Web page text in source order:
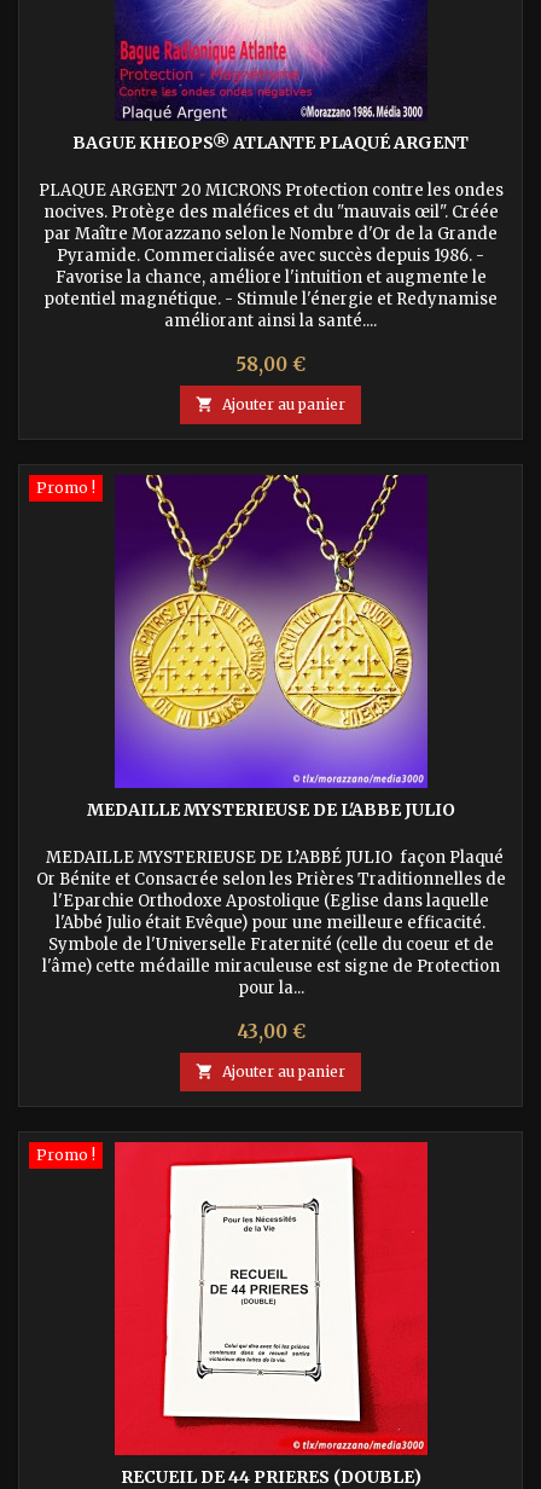
BAGUE KHEOPS® ATLANTE PLAQUÉ ARGENT
PLAQUE ARGENT 20 MICRONS Protection contre les ondes
nocives. Protège des maléfices et du "mauvais œil". Créée
par Maître Morazzano selon le Nombre d'Or de la Grande
Pyramide. Commercialisée avec succès depuis 1986. -
Favorise la chance, améliore l'intuition et augmente le
potentiel magnétique. - Stimule l'énergie et Redynamise
améliorant ainsi la santé....
Prix
58,00 €
 Ajouter au panier
Promo !
MEDAILLE MYSTERIEUSE DE L'ABBE JULIO
MEDAILLE MYSTERIEUSE DE L’ABBÉ JULIO façon Plaqué
Or Bénite et Consacrée selon les Prières Traditionnelles de
l'Eparchie Orthodoxe Apostolique (Eglise dans laquelle
l'Abbé Julio était Evêque) pour une meilleure efficacité.
Symbole de l'Universelle Fraternité (celle du coeur et de
l'âme) cette médaille miraculeuse est signe de Protection
pour la...
Prix
43,00 €
 Ajouter au panier
Promo !
RECUEIL DE 44 PRIERES (DOUBLE)